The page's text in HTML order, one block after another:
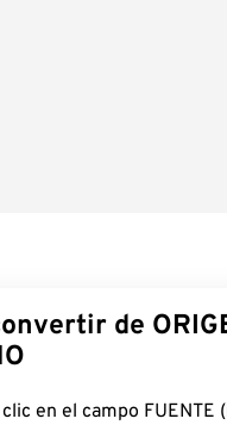
de
clic en el campo FUENTE